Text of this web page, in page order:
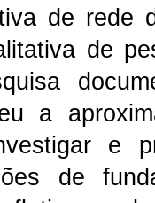
de rede
de
a
e
de